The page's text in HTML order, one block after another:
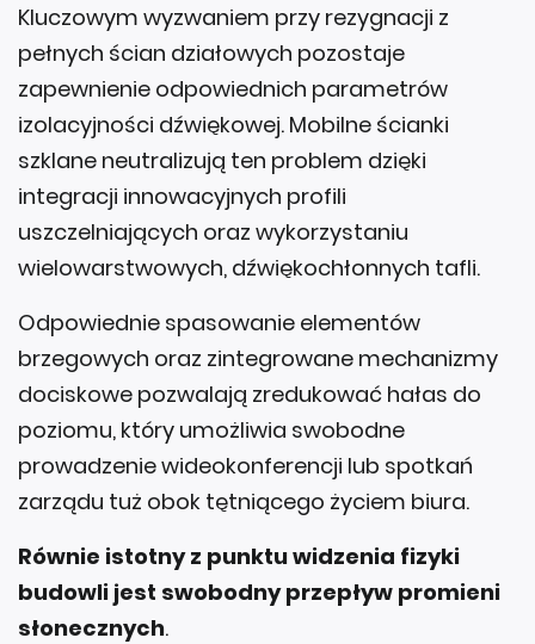
Kluczowym wyzwaniem przy rezygnacji z
pełnych ścian działowych pozostaje
zapewnienie odpowiednich parametrów
izolacyjności dźwiękowej. Mobilne ścianki
szklane neutralizują ten problem dzięki
integracji innowacyjnych profili
uszczelniających oraz wykorzystaniu
wielowarstwowych, dźwiękochłonnych tafli.
Odpowiednie spasowanie elementów
brzegowych oraz zintegrowane mechanizmy
dociskowe pozwalają zredukować hałas do
poziomu, który umożliwia swobodne
prowadzenie wideokonferencji lub spotkań
zarządu tuż obok tętniącego życiem biura.
Równie istotny z punktu widzenia fizyki
budowli jest swobodny przepływ promieni
słonecznych.